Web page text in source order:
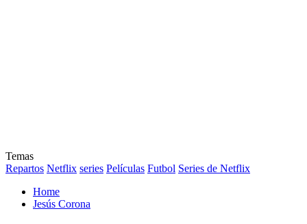
Temas
Repartos Netflix series Películas Futbol Series de Netflix
Home
Jesús Corona